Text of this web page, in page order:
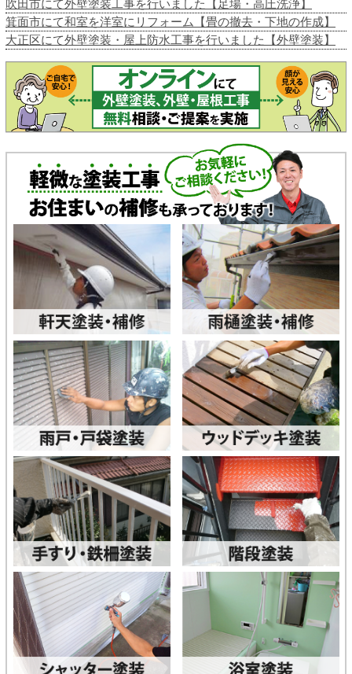
吹田市にて外壁塗装工事を行いました【足場・高圧洗浄】
箕面市にて和室を洋室にリフォーム【畳の撤去・下地の作成】
大正区にて外壁塗装・屋上防水工事を行いました【外壁塗装】